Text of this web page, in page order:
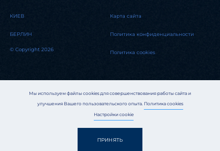
Мы используем файлы cookies для совершенствования работы сайта и
улучшения Вашего пользовательского опыта. Политика cookies
Настройки cookie
ПРИНЯТЬ
КИЕВ
БЕРЛИН
© Copyright 2026
Карта сайта
Политика конфиденциальности
Политика cookies